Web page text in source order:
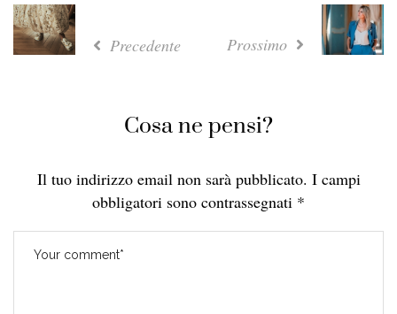
Precedente Prossimo
Cosa ne pensi?
Il tuo indirizzo email non sarà pubblicato. I campi
obbligatori sono contrassegnati *